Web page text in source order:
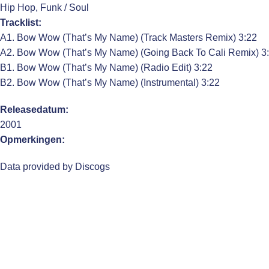
Hip Hop, Funk / Soul
Tracklist:
A1. Bow Wow (That’s My Name) (Track Masters Remix) 3:22
A2. Bow Wow (That’s My Name) (Going Back To Cali Remix)
B1. Bow Wow (That’s My Name) (Radio Edit) 3:22
B2. Bow Wow (That’s My Name) (Instrumental) 3:22
Releasedatum:
2001
Opmerkingen:
Data provided by Discogs